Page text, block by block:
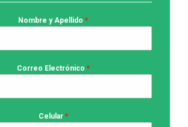
Nombre y Apellido *
Correo Electrónico *
Celular *